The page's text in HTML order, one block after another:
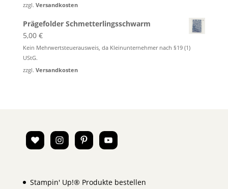
zzgl. Versandkosten
Prägefolder Schmetterlingsschwarm
5,00 €
Kein Mehrwertsteuerausweis, da Kleinunternehmer nach §19 (1)
UStG.
zzgl. Versandkosten
Stampin' Up!® Produkte bestellen